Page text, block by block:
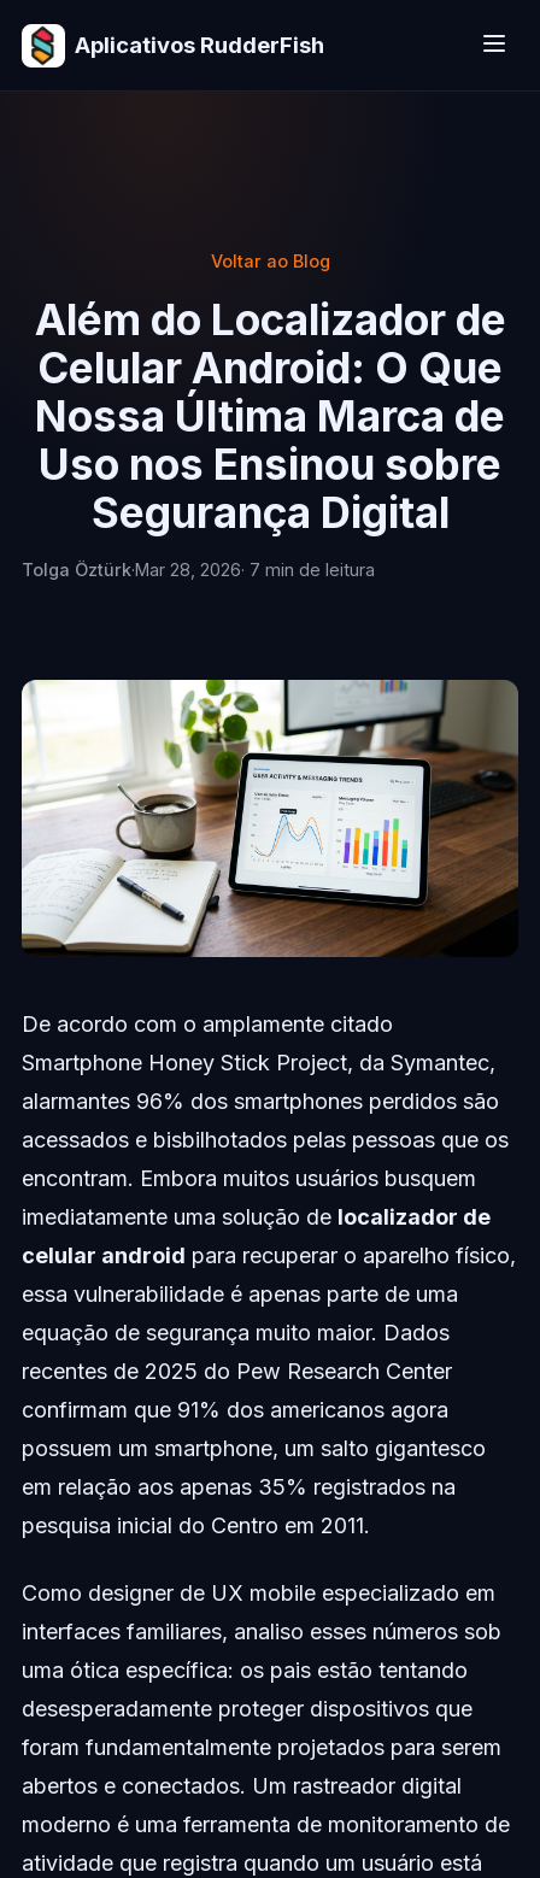
Aplicativos RudderFish
Voltar ao Blog
Além do Localizador de
Celular Android: O Que
Nossa Última Marca de
Uso nos Ensinou sobre
Segurança Digital
Tolga Öztürk·Mar 28, 2026· 7 min de leitura
De acordo com o amplamente citado
Smartphone Honey Stick Project, da Symantec,
alarmantes 96% dos smartphones perdidos são
acessados e bisbilhotados pelas pessoas que os
encontram. Embora muitos usuários busquem
imediatamente uma solução de localizador de
celular android para recuperar o aparelho físico,
essa vulnerabilidade é apenas parte de uma
equação de segurança muito maior. Dados
recentes de 2025 do Pew Research Center
confirmam que 91% dos americanos agora
possuem um smartphone, um salto gigantesco
em relação aos apenas 35% registrados na
pesquisa inicial do Centro em 2011.
Como designer de UX mobile especializado em
interfaces familiares, analiso esses números sob
uma ótica específica: os pais estão tentando
desesperadamente proteger dispositivos que
foram fundamentalmente projetados para serem
abertos e conectados. Um rastreador digital
moderno é uma ferramenta de monitoramento de
atividade que registra quando um usuário está